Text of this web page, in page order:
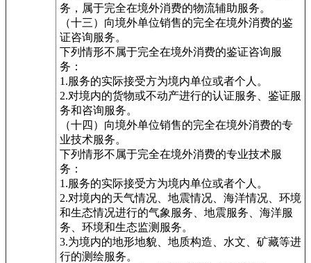
务，属于完全在境外消费的物流辅助服务。
（十三）向境外单位销售的完全在境外消费的鉴
证咨询服务。
下列情形不属于完全在境外消费的鉴证咨询服
务：
1.服务的实际接受方为境内单位或者个人。
2.对境内的货物或不动产进行的认证服务、鉴证服
务和咨询服务。
（十四）向境外单位销售的完全在境外消费的专
业技术服务。
下列情形不属于完全在境外消费的专业技术服
务：
1.服务的实际接受方为境内单位或者个人。
2.对境内的天气情况、地震情况、海洋情况、环境
和生态情况进行的气象服务、地震服务、海洋服
务、环境和生态监测服务。
3.为境内的地形地貌、地质构造、水文、矿藏等进
行的测绘服务。